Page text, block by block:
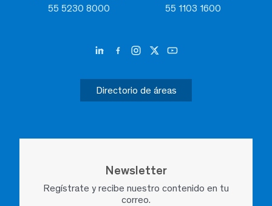
55 5230 8000 55 1103 1600
Directorio de áreas
Newsletter
Regístrate y recibe nuestro contenido en tu
correo.